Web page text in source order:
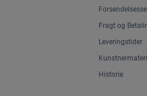
Fragt og
Leveringstider
Historie